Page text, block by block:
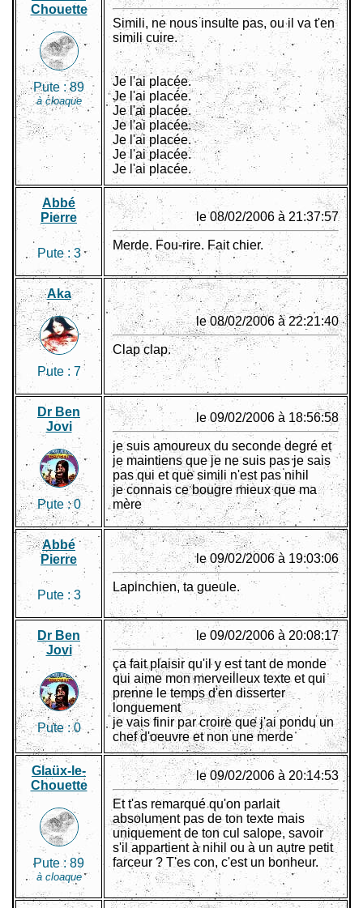
Chouette
Pute : 89
à cloaque
Simili, ne nous insulte pas, ou il va t'en
simili cuire.
Je l'ai placée.
Je l'ai placée.
Je l'ai placée.
Je l'ai placée.
Je l'ai placée.
Je l'ai placée.
Je l'ai placée.
Abbé
Pierre
Pute : 3
le 08/02/2006 à 21:37:57
Merde. Fou-rire. Fait chier.
Aka
Pute : 7
le 08/02/2006 à 22:21:40
Clap clap.
Dr Ben
Jovi
Pute :0
le 09/02/2006 à 18:56:58
je suis amoureux du seconde degré et
je maintiens que je ne suis pas je sais
pas qui et que simili n'est pas nihil
je connais ce bougre mieux que ma
mère
Abbé
Pierre
Pute :3
le 09/02/2006 à 19:03:06
Lapinchien, ta gueule.
Dr Ben
Jovi
Pute :0
le 09/02/2006 à 20:08:17
ça fait plaisir qu'il y est tant de monde
qui aime mon merveilleux texte et qui
prenne le temps d'en disserter
longuement
je vais finir par croire que j'ai pondu un
chef d'oeuvre et non une merde
Glaüx-le-
Chouette
Pute : 89
à cloaque
le 09/02/2006 à 20:14:53
Et t'as remarqué qu'on parlait
absolument pas de ton texte mais
uniquement de ton cul salope, savoir
s'il appartient à nihil ou à un autre petit
farceur ? T'es con, c'est un bonheur.